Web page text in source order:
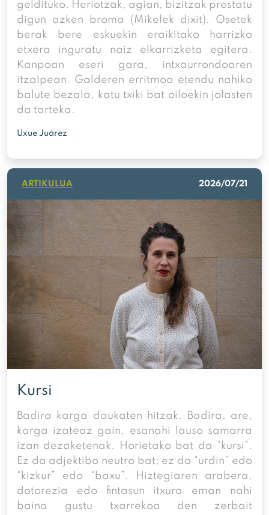
geldituko. Heriotzak, agian, bizitzak prestatu
digun azken broma (Mikelek dixit). Osetek
berak bere eskuekin eraikitako harrizko
etxera inguratu naiz elkarrizketa egitera.
Kanpoan eseri gara, intxaurrondoaren
itzalpean. Galderen erritmoa etendu nahiko
balute bezala, katu txiki bat oiloekin jolasten
da tarteka.
Uxue Juárez
ARTIKULUA 2026/07/21
Kursi
Badira karga daukaten hitzak. Badira, are,
karga izateaz gain, esanahi lauso samarra
izan dezaketenak. Horietako bat da “kursi”.
Ez da adjektibo neutro bat; ez da “urdin” edo
“kizkur” edo “baxu”. Hiztegiaren arabera,
dotorezia edo fintasun itxura eman nahi
baina gustu txarrekoa den zerbait